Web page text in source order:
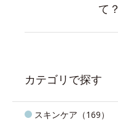
て？
カテゴリで探す
スキンケア（169）